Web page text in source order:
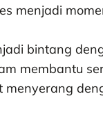
menjadi
bintang
membantu